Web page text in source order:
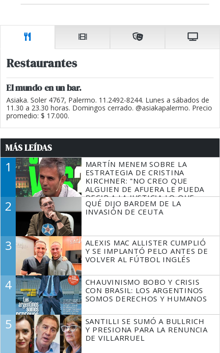
Restaurantes
El mundo en un bar.
Asiaka. Soler 4767, Palermo. 11.2492-8244. Lunes a sábados de
11.30 a 23.30 horas. Domingos cerrado. @asiakapalermo. Precio
promedio: $ 17.000.
MÁS LEÍDAS
1
MARTÍN MENEM SOBRE LA
ESTRATEGIA DE CRISTINA
KIRCHNER: "NO CREO QUE
ALGUIEN DE AFUERA LE PUEDA
DECIR A LA JUSTICIA LO QUE
TIENE QUE HACER"
2
QUÉ DIJO BARDEM DE LA
INVASIÓN DE CEUTA
3
ALEXIS MAC ALLISTER CUMPLIÓ
Y SE IMPLANTÓ PELO ANTES DE
VOLVER AL FÚTBOL INGLÉS
4
CHAUVINISMO BOBO Y CRISIS
CON BRASIL: LOS ARGENTINOS
SOMOS DERECHOS Y HUMANOS
5
SANTILLI SE SUMÓ A BULLRICH
Y PRESIONA PARA LA RENUNCIA
DE VILLARRUEL